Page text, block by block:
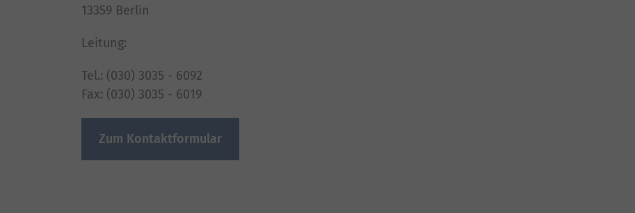
13359 Berlin
Leitung:
Tel.: (030) 3035 - 6092
Fax: (030) 3035 - 6019
Zum Kontaktformular